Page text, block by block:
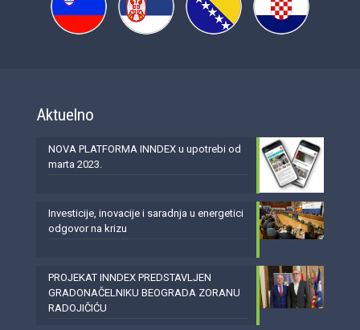
Aktuelno
NOVA PLATFORMA INNDEX u upotrebi od
marta 2023.
Investicije, inovacije i saradnja u energetici
odgovor na krizu
PROJEKAT INNDEX PREDSTAVLJEN
GRADONAČELNIKU BEOGRADA ZORANU
RADOJIČIĆU